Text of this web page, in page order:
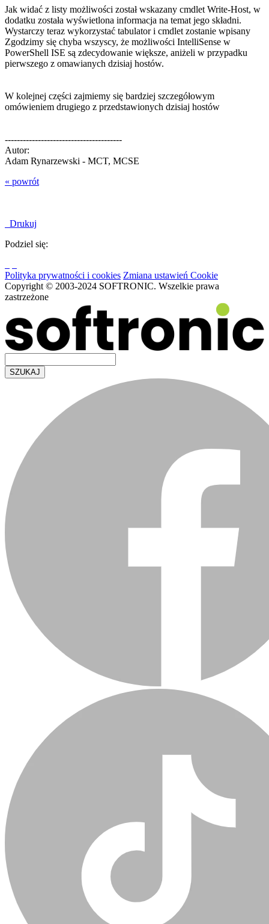
Jak widać z listy możliwości został wskazany cmdlet Write-Host, w
dodatku została wyświetlona informacja na temat jego składni.
Wystarczy teraz wykorzystać tabulator i cmdlet zostanie wpisany
Zgodzimy się chyba wszyscy, że możliwości IntelliSense w
PowerShell ISE są zdecydowanie większe, aniżeli w przypadku
pierwszego z omawianych dzisiaj hostów.
W kolejnej części zajmiemy się bardziej szczegółowym
omówieniem drugiego z przedstawionych dzisiaj hostów
---------------------------------------
Autor:
Adam Rynarzewski - MCT, MCSE
« powrót
Drukuj
Podziel się:
Polityka prywatności i cookies Zmiana ustawień Cookie
Copyright © 2003-2024 SOFTRONIC. Wszelkie prawa
zastrzeżone